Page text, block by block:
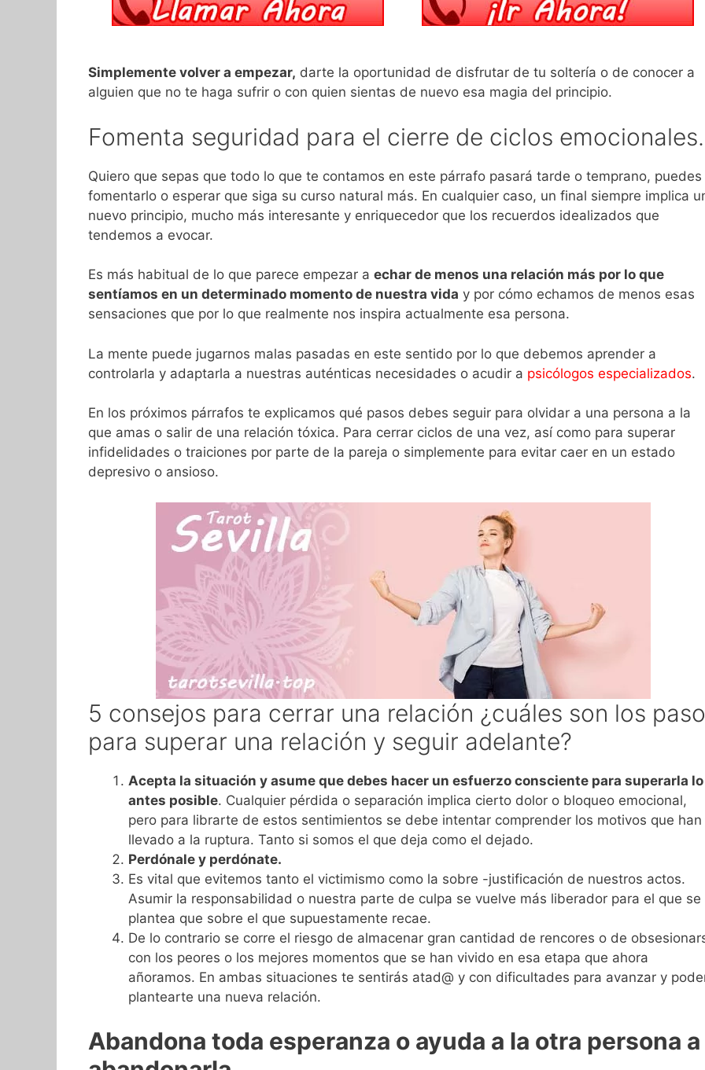
Simplemente volver a empezar, darte la oportunidad de disfrutar de tu soltería o de conocer a
alguien que no te haga sufrir o con quien sientas de nuevo esa magia del principio.
Fomenta seguridad para el cierre de ciclos emocionales.
Quiero que sepas que todo lo que te contamos en este párrafo pasará tarde o temprano, puedes
fomentarlo o esperar que siga su curso natural más. En cualquier caso, un final siempre implica
nuevo principio, mucho más interesante y enriquecedor que los recuerdos idealizados que
tendemos a evocar.
Es más habitual de lo que parece empezar a echar de menos una relación más por lo que
sentíamos en un determinado momento de nuestra vida y por cómo echamos de menos esas
sensaciones que por lo que realmente nos inspira actualmente esa persona.
La mente puede jugarnos malas pasadas en este sentido por lo que debemos aprender a
controlarla y adaptarla a nuestras auténticas necesidades o acudir a psicólogos especializados.
En los próximos párrafos te explicamos qué pasos debes seguir para olvidar a una persona a la
que amas o salir de una relación tóxica. Para cerrar ciclos de una vez, así como para superar
infidelidades o traiciones por parte de la pareja o simplemente para evitar caer en un estado
depresivo o ansioso.
5 consejos para cerrar una relación ¿cuáles son los
para superar una relación y seguir adelante?
Acepta la situación y asume que debes hacer un esfuerzo consciente para superarla lo
antes posible. Cualquier pérdida o separación implica cierto dolor o bloqueo emocional,
pero para librarte de estos sentimientos se debe intentar comprender los motivos que han
llevado a la ruptura. Tanto si somos el que deja como el dejado.
Perdónale y perdónate.
Es vital que evitemos tanto el victimismo como la sobre -justificación de nuestros actos.
Asumir la responsabilidad o nuestra parte de culpa se vuelve más liberador para el que se
plantea que sobre el que supuestamente recae.
De lo contrario se corre el riesgo de almacenar gran cantidad de rencores o de
con los peores o los mejores momentos que se han vivido en esa etapa que ahora
añoramos. En ambas situaciones te sentirás atad@ y con dificultades para avanzar y
plantearte una nueva relación.
Abandona toda esperanza o ayuda a la otra persona a